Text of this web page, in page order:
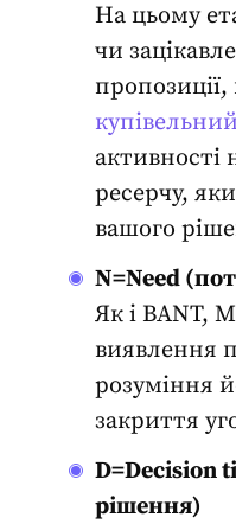
На цьому
чи
активності
ресерчу,
вашого
N=Need
Як і BANT,
виявлення
розуміння
закриття
D=Decision
рішення)